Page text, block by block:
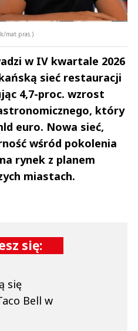
mat.pras.)
w IV kwartale 2026
sieć restauracji
4,7-proc. wzrost
który
euro. Nowa sieć,
wśród pokolenia
rynek z planem
miastach.
się:
się
Bell w